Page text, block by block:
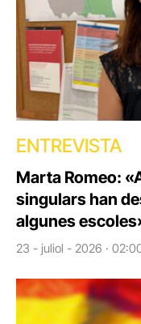
ENTREVISTA
Marta Romeo:
singulars han
algunes
23 - juliol - 2026 ·